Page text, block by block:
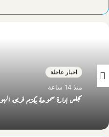
اخبار عاجلة
منذ 14 ساعة
مجلس إدارة سموحة يكرّم فريق